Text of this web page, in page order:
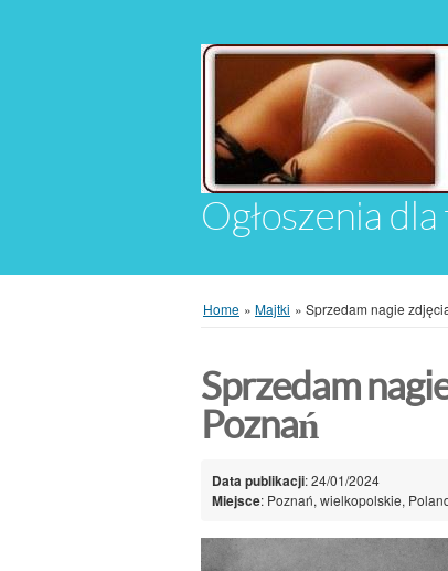
Ogłoszenia
Home » Majtki » Sprzedam nagie
Sprzedam
Poznań
Data publikacji: 24/01/2024
Miejsce: Poznań, wielkopolskie,